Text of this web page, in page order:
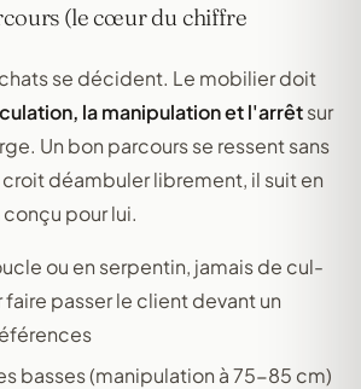
(le cœur du chiffre
se décident. Le mobilier doit
la manipulation et l'arrêtsur
Un bon parcours se ressent sans
déambuler librement, il suit en
pour lui.
ou en serpentin, jamais de cul-
passer le client devant un
basses (manipulation à 75-85 cm)